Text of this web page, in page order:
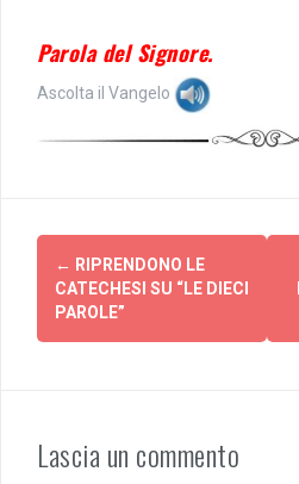
Parola del Signore.
Ascolta il Vangelo
Post
navigation
← RIPRENDONO LE
CATECHESI SU “LE DIECI
PAROLE”
Lascia un commento